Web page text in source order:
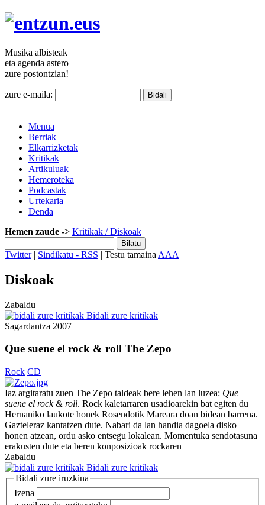
Musika albisteak
eta agenda astero
zure postontzian!
zure e-maila:
Menua
Berriak
Elkarrizketak
Kritikak
Artikuluak
Hemeroteka
Podcastak
Urtekaria
Denda
Hemen zaude -> Kritikak / Diskoak
Twitter| Sindikatu - RSS | Testu tamaina AAA
Diskoak
Zabaldu
Bidali zure kritikak
Sagardantza 2007
Que suene el rock & roll The Zepo
Rock CD
Iaz argitaratu zuen The Zepo taldeak bere lehen lan luzea: Que
suene el rock & roll. Rock kaletarraren usadioarekin bat egiten du
Hernaniko laukote honek Rosendotik Mareara doan bidean barrena.
Gazteleraz kantatzen dute. Nabari da lan handia dagoela disko
honen atzean, ordu asko entsegu lokalean. Momentuka sendotasuna
erakusten dute eta beren konposizioak rockaren
Zabaldu
Bidali zure kritikak
Bidali zure iruzkina
Izena